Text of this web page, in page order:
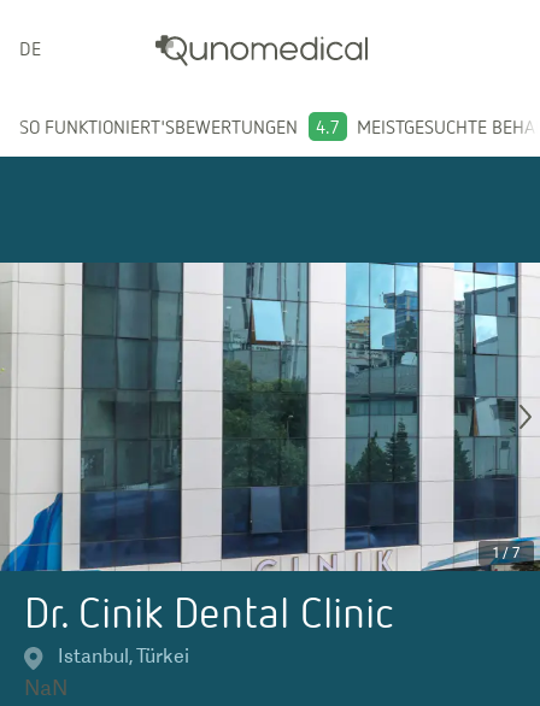
DEUTSCH
SO FUNKTIONIERT'SBEWERTUNGEN 4.7 MEISTGESUCHTE
1/7
Dr. Cinik Dental Clinic
Istanbul,Türkei
NaN